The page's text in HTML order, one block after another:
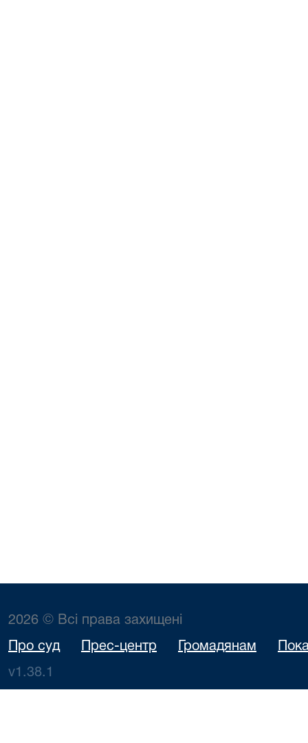
2026 © Всі права захищені
Про суд Прес-центр Громадянам
v1.38.1